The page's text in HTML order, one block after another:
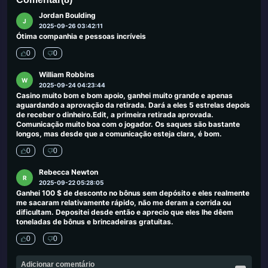
J
Jordan Boulding
2025-09-26 03:42:11
Ótima companhia e pessoas incríveis
0 0
W
William Robbins
2025-09-24 04:23:44
Casino muito bom e bom apoio, ganhei muito grande e apenas
aguardando a aprovação da retirada. Dará a eles 5 estrelas depois
de receber o dinheiro.Edit, a primeira retirada aprovada.
Comunicação muito boa com o jogador. Os saques são bastante
longos, mas desde que a comunicação esteja clara, é bom.
0 0
R
Rebecca Newton
2025-09-22 05:28:05
Ganhei 100 $ de desconto no bônus sem depósito e eles realmente
me sacaram relativamente rápido, não me deram a corrida ou
dificultam. Depositei desde então e aprecio que eles lhe dêem
toneladas de bônus e brincadeiras gratuitas.
0 0